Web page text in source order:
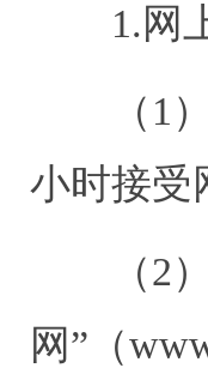
1.网
（ 1
小时接受
（2
网”（